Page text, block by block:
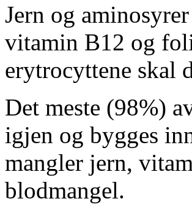
Jern og
vitamin B12 og
erytrocyttene skal
Det meste (98%)
igjen og bygges
mangler jern,
blodmangel.